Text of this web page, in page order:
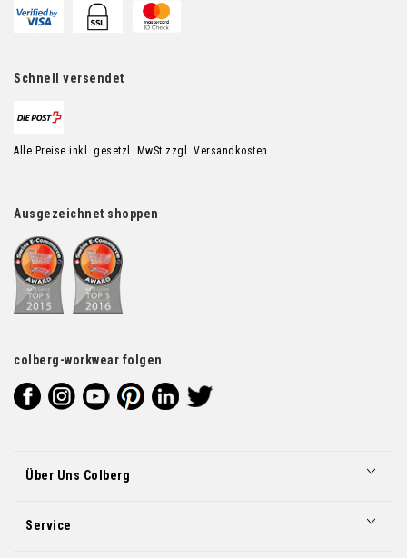
Schnell versendet
Alle Preise inkl. gesetzl. MwSt zzgl. Versandkosten.
Ausgezeichnet shoppen
colberg-workwear folgen
Über Uns Colberg
Service